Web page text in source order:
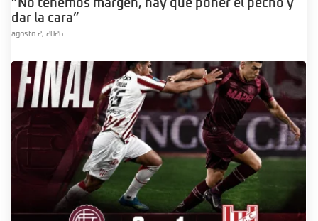
“No tenemos margen, hay que poner el pecho y
dar la cara”
agosto 2, 2026